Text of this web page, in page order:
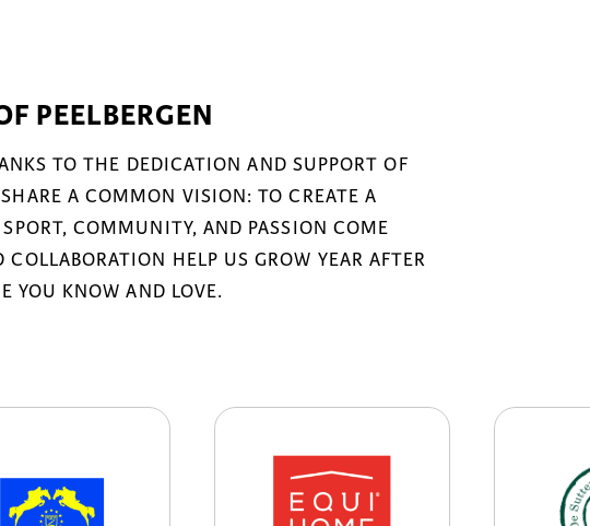
PEELBERGEN
TO THE DEDICATION AND SUPPORT OF
A COMMON VISION: TO CREATE A
COMMUNITY, AND PASSION COME
HELP US GROW YEAR AFTER
YOU KNOW AND LOVE.